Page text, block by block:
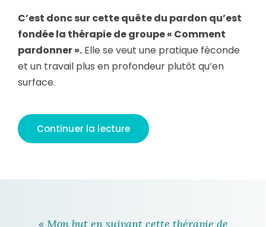
C’est donc sur cette quête du pardon qu’est
fondée la thérapie de groupe « Comment
pardonner ». Elle se veut une pratique féconde
et un travail plus en profondeur plutôt qu’en
surface.
Continuer la lecture
« Mon but en suivant cette thérapie de